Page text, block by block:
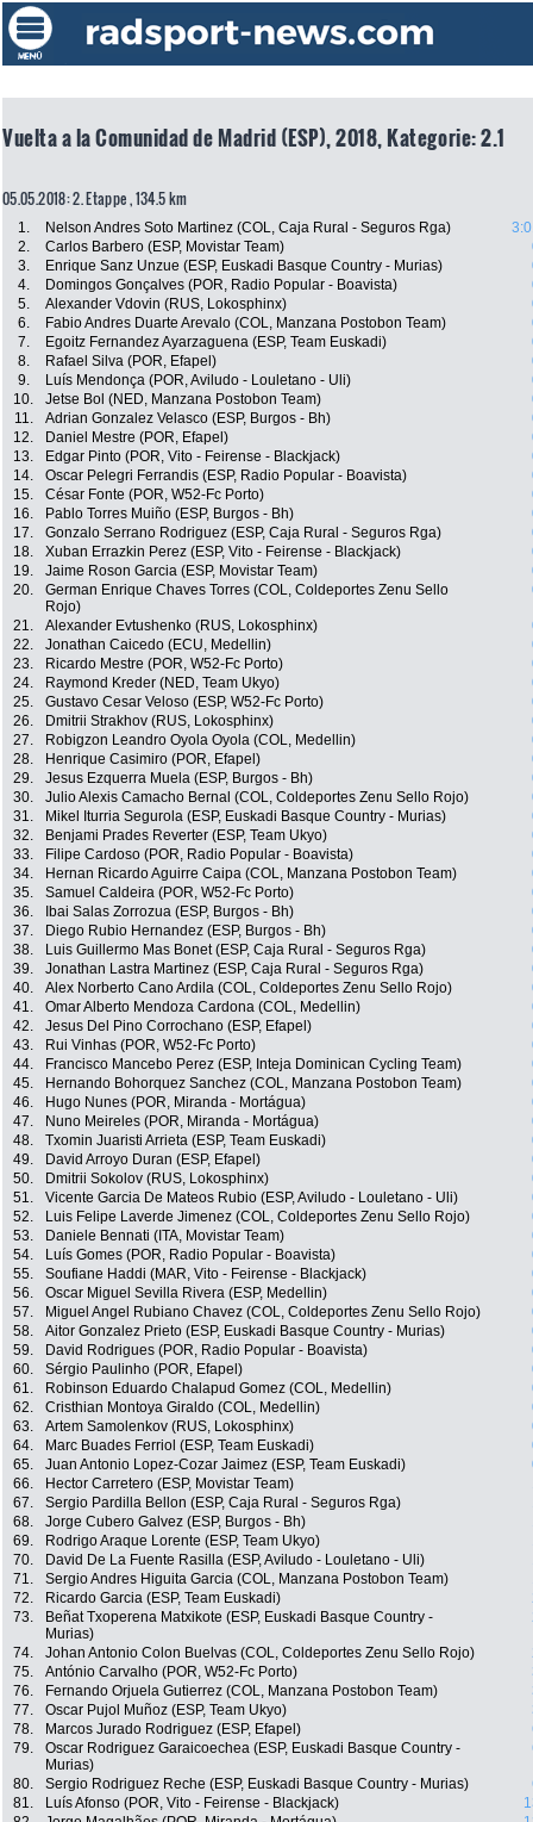
Vuelta a la Comunidad de Madrid (ESP), 2018, Kategorie: 2.1
05.05.2018: 2. Etappe , 134.5 km
1. Nelson Andres Soto Martinez (COL, Caja Rural - Seguros Rga)
2.
Carlos Barbero (ESP, Movistar Team)
3.
Enrique Sanz Unzue (ESP, Euskadi Basque Country - Murias)
4.
Domingos Gonçalves (POR, Radio Popular - Boavista)
5.
Alexander Vdovin (RUS, Lokosphinx)
6.
Fabio Andres Duarte Arevalo (COL, Manzana Postobon Team)
7.
Egoitz Fernandez Ayarzaguena (ESP, Team Euskadi)
8.
Rafael Silva (POR, Efapel)
9.
Luís Mendonça (POR, Aviludo - Louletano - Uli)
10.
Jetse Bol (NED, Manzana Postobon Team)
11.
Adrian Gonzalez Velasco (ESP, Burgos - Bh)
12.
Daniel Mestre (POR, Efapel)
13.
Edgar Pinto (POR, Vito - Feirense - Blackjack)
14.
Oscar Pelegri Ferrandis (ESP, Radio Popular - Boavista)
15.
César Fonte (POR, W52-Fc Porto)
16.
Pablo Torres Muiño (ESP, Burgos - Bh)
17.
Gonzalo Serrano Rodriguez (ESP, Caja Rural - Seguros Rga)
18.
Xuban Errazkin Perez (ESP, Vito - Feirense - Blackjack)
19.
Jaime Roson Garcia (ESP, Movistar Team)
20.
German Enrique Chaves Torres (COL, Coldeportes Zenu Sello
Rojo)
21. Alexander Evtushenko (RUS, Lokosphinx)
22.
Jonathan Caicedo (ECU, Medellin)
23.
Ricardo Mestre (POR, W52-Fc Porto)
24.
Raymond Kreder (NED, Team Ukyo)
25.
Gustavo Cesar Veloso (ESP, W52-Fc Porto)
26.
Dmitrii Strakhov (RUS, Lokosphinx)
27.
Robigzon Leandro Oyola Oyola (COL, Medellin)
28.
Henrique Casimiro (POR, Efapel)
29.
Jesus Ezquerra Muela (ESP, Burgos - Bh)
30.
Julio Alexis Camacho Bernal (COL, Coldeportes Zenu Sello Rojo)
31.
Mikel Iturria Segurola (ESP, Euskadi Basque Country - Murias)
32.
Benjami Prades Reverter (ESP, Team Ukyo)
33.
Filipe Cardoso (POR, Radio Popular - Boavista)
34.
Hernan Ricardo Aguirre Caipa (COL, Manzana Postobon Team)
35.
Samuel Caldeira (POR, W52-Fc Porto)
36.
Ibai Salas Zorrozua (ESP, Burgos - Bh)
37.
Diego Rubio Hernandez (ESP, Burgos - Bh)
38.
Luis Guillermo Mas Bonet (ESP, Caja Rural - Seguros Rga)
39.
Jonathan Lastra Martinez (ESP, Caja Rural - Seguros Rga)
40.
Alex Norberto Cano Ardila (COL, Coldeportes Zenu Sello Rojo)
41.
Omar Alberto Mendoza Cardona (COL, Medellin)
42.
Jesus Del Pino Corrochano (ESP, Efapel)
43.
Rui Vinhas (POR, W52-Fc Porto)
44.
Francisco Mancebo Perez (ESP, Inteja Dominican Cycling Team)
45.
Hernando Bohorquez Sanchez (COL, Manzana Postobon Team)
46.
Hugo Nunes (POR, Miranda - Mortágua)
47.
Nuno Meireles (POR, Miranda - Mortágua)
48.
Txomin Juaristi Arrieta (ESP, Team Euskadi)
49.
David Arroyo Duran (ESP, Efapel)
50.
Dmitrii Sokolov (RUS, Lokosphinx)
51.
Vicente Garcia De Mateos Rubio (ESP, Aviludo - Louletano - Uli)
52.
Luis Felipe Laverde Jimenez (COL, Coldeportes Zenu Sello Rojo)
53.
Daniele Bennati (ITA, Movistar Team)
54.
Luís Gomes (POR, Radio Popular - Boavista)
55.
Soufiane Haddi (MAR, Vito - Feirense - Blackjack)
56.
Oscar Miguel Sevilla Rivera (ESP, Medellin)
57.
Miguel Angel Rubiano Chavez (COL, Coldeportes Zenu Sello Rojo)
58.
Aitor Gonzalez Prieto (ESP, Euskadi Basque Country - Murias)
59.
David Rodrigues (POR, Radio Popular - Boavista)
60.
Sérgio Paulinho (POR, Efapel)
61.
Robinson Eduardo Chalapud Gomez (COL, Medellin)
62.
Cristhian Montoya Giraldo (COL, Medellin)
63.
Artem Samolenkov (RUS, Lokosphinx)
64.
Marc Buades Ferriol (ESP, Team Euskadi)
65.
Juan Antonio Lopez-Cozar Jaimez (ESP, Team Euskadi)
66.
Hector Carretero (ESP, Movistar Team)
67.
Sergio Pardilla Bellon (ESP, Caja Rural - Seguros Rga)
68.
Jorge Cubero Galvez (ESP, Burgos - Bh)
69.
Rodrigo Araque Lorente (ESP, Team Ukyo)
70.
David De La Fuente Rasilla (ESP, Aviludo - Louletano - Uli)
71.
Sergio Andres Higuita Garcia (COL, Manzana Postobon Team)
72.
Ricardo Garcia (ESP, Team Euskadi)
73.
Beñat Txoperena Matxikote (ESP, Euskadi Basque Country -
Murias)
74. Johan Antonio Colon Buelvas (COL, Coldeportes Zenu Sello Rojo)
75.
António Carvalho (POR, W52-Fc Porto)
76.
Fernando Orjuela Gutierrez (COL, Manzana Postobon Team)
77.
Oscar Pujol Muñoz (ESP, Team Ukyo)
78.
Marcos Jurado Rodriguez (ESP, Efapel)
79.
Oscar Rodriguez Garaicoechea (ESP, Euskadi Basque Country -
Murias)
80. Sergio Rodriguez Reche (ESP, Euskadi Basque Country - Murias)
81.
Luís Afonso (POR, Vito - Feirense - Blackjack)